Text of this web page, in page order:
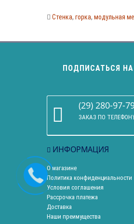
Стенка, горка, модульная
ПОДПИСАТЬСЯ
(29) 280-97-
ЗАКАЗ ПО
ИНФОРМАЦИЯ
О магазине
Политика конфиденциальности
Условия соглашения
Рассрочка платежа
Доставка
Наши преимущества